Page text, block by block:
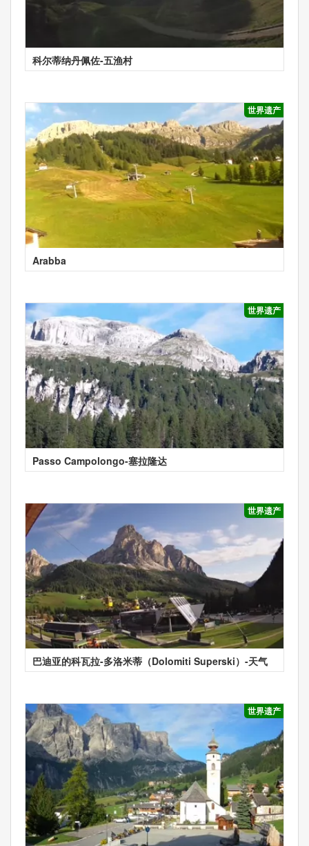
科尔蒂纳丹佩佐-五渔村
世界遗产
Arabba
世界遗产
Passo Campolongo-塞拉隆达
世界遗产
巴迪亚的科瓦拉-多洛米蒂（Dolomiti Superski）-天气
世界遗产